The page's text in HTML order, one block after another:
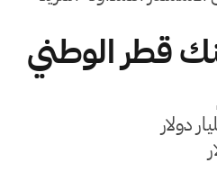
قطر الوطني